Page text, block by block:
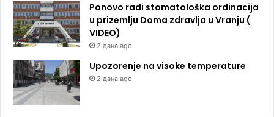
Ponovo radi stomatološka ordinacija
u prizemlju Doma zdravlja u Vranju (
VIDEO)
2 дана ago
Upozorenje na visoke temperature
2 дана ago